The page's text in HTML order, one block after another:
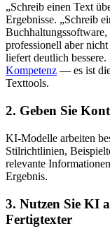
„Schreib einen Text
Ergebnisse. „Schreib
professionell aber
liefert deutlich
Kompetenz — es ist
Texttools.
2. Geben Sie
KI-Modelle arbeiten
Stilrichtlinien,
relevante
Ergebnis.
3. Nutzen Sie KI
Fertigtexter